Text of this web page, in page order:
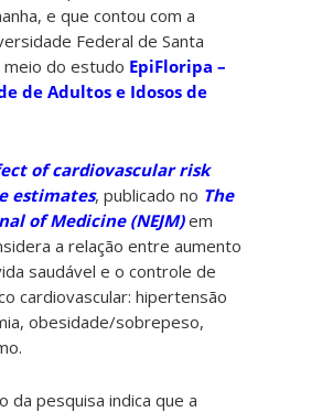
e que contou com a
Federal de Santa
meio do estudo EpiFloripa –
de Adultos e Idosos de
of cardiovascular risk
estimates, publicado no The
of Medicine (NEJM)em
a relação entre aumento
saudável e o controle de
cardiovascular: hipertensão
obesidade/sobrepeso,
da pesquisa indica que a